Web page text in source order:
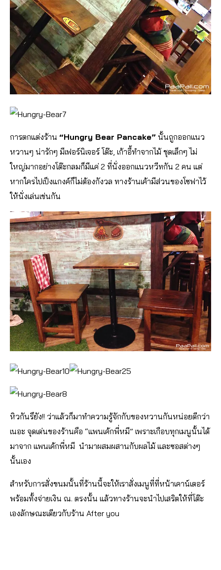
การตกแต่งร้าน “Hungry Bear Pancake” นั้นถูกออกแนว
หวานๆ น่ารักๆ มีเฟอร์นิเจอร์ โต๊ะ, เก้าอี้ทำจากไม้ ชุดเล็กๆ ไม่
ใหญ่มากอย่างโต๊ะกลมก็มีแค่ 2 ที่นั่งออกแนวหวีทกัน 2 คน แต่
หากใครไปเป็งแกงค์ก็ไม่ต้องกังวล ทางร้านเค้ามีส่วนของโซฟาไว้
ให้นั่งเล่นเช่นกัน
หิวกันรึยัง!! ว่าแล้วก็มาทำความรู้จักกับของหวานกันหน่อยดีกว่า
เนอะ จุดเด่นของร้านคือ “แพนเค้กพี่หมี” เพราะเกือบทุกเมนูนั้นได้
มาจาก แพนเค้กพี่หมี นำมาผสมผสานกับผลไม้ และซอสต่างๆ
นั้นเอง
สำหรับการสั่งขนมนั้นที่ร้านนี้จะให้เราสั่งเมนูที่ที่หน้าเคาน์เตอร์
พร้อมทั้งจ่ายเงิน ณ. ตรงนั้น แล้วทางร้านจะนำไปเสริตให้ที่โต๊ะ
เองลักษณะเดียวกับร้าน After you